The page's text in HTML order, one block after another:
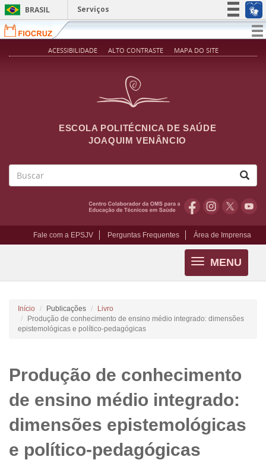
Pular para o conteúdo principal
BRASIL
Serviços
Simplifique!
Participe
ACESSIBILIDADE ALTO CONTRASTE MAPA DO SITE
ESCOLA POLITÉCNICA DE SAÚDE
JOAQUIM VENÂNCIO
Fale com a EPSJV Perguntas Frequentes Área de Imprensa
MENU
Toggle
navigation
Início Publicações
Livro
Produção de conhecimento de ensino médio integrado: dimensões
epistemológicas e político-pedagógicas
Produção de conhecimento
de ensino médio integrado:
dimensões epistemológicas
e político-pedagógicas